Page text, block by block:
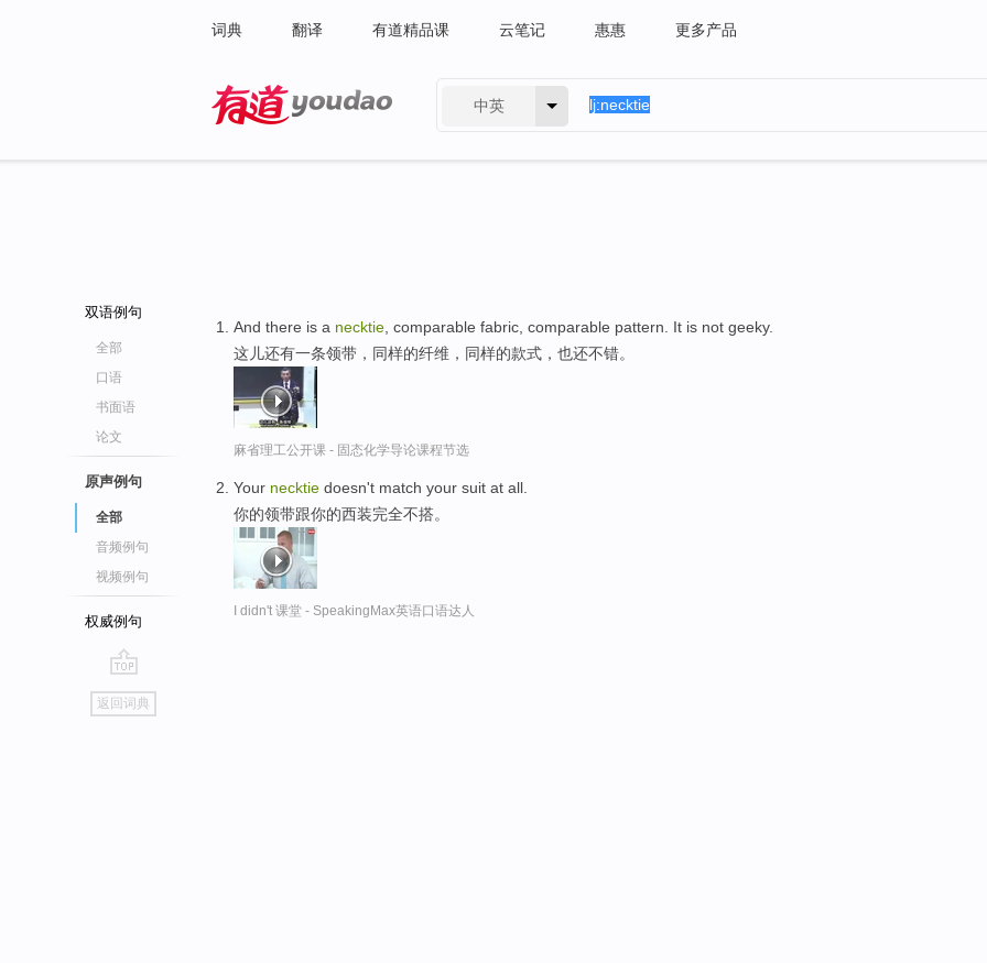
词典 翻译 有道精品课 云笔记 惠惠 更多产品
中英
双语例句
全部
口语
书面语
论文
原声例句
全部
音频例句
视频例句
权威例句
go
top
返回词典
And there is a necktie , comparable fabric, comparable pattern. It is not geeky.
这儿还有一条领带，同样的纤维，同样的款式，也还不错。
麻省理工公开课 - 固态化学导论课程节选
Your necktie doesn't match your suit at all.
你的领带跟你的西装完全不搭。
I didn't 课堂 - SpeakingMax英语口语达人